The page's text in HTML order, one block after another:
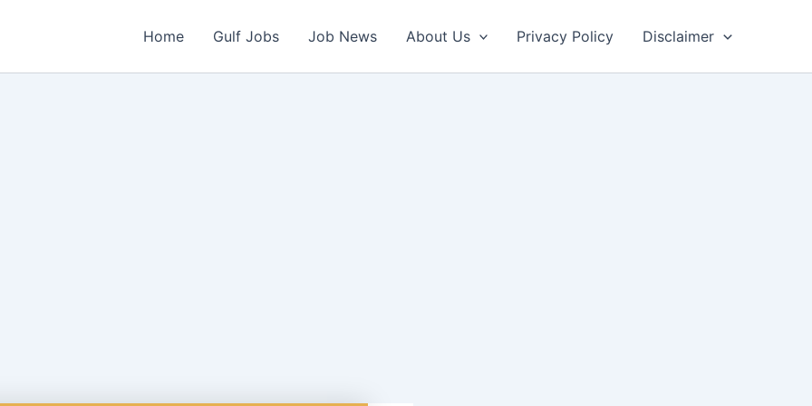
Home Gulf Jobs Job News About Us Privacy Policy Disclaimer